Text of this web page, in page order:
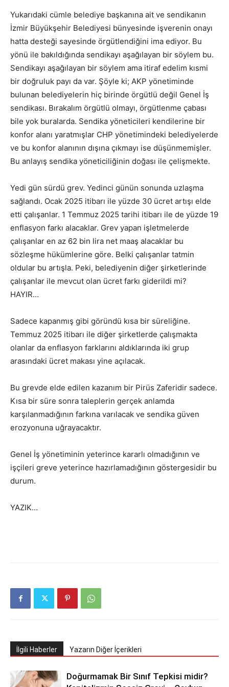
Yukarıdaki cümle belediye başkanına ait ve sendikanın
İzmir Büyükşehir Belediyesi bünyesinde işverenin onayı
hatta desteği sayesinde örgütlendiğini ima ediyor. Bu
yönü ile bakıldığında sendikayı aşağılayan bir söylem bu.
Sendikayı aşağılayan bir söylem ama itiraf edelim kısmi
bir doğruluk payı da var. Şöyle ki; AKP yönetiminde
bulunan belediyelerin hiç birinde örgütlü değil Genel İş
sendikası. Bırakalım örgütlü olmayı, örgütlenme çabası
bile yok buralarda. Sendika yöneticileri kendilerine bir
konfor alanı yaratmışlar CHP yönetimindeki belediyelerde
ve bu konfor alanının dışına çıkmayı ise düşünmemişler.
Bu anlayış sendika yöneticiliğinin doğası ile çelişmekte.
Yedi gün sürdü grev. Yedinci günün sonunda uzlaşma
sağlandı. Ocak 2025 itibarı ile yüzde 30 ücret artışı elde
etti çalışanlar. 1 Temmuz 2025 tarihi itibarı ile de yüzde 19
enflasyon farkı alacaklar. Grev yapan işletmelerde
çalışanlar en az 62 bin lira net maaş alacaklar bu
sözleşme hükümlerine göre. Belki çalışanlar tatmin
oldular bu artışla. Peki, belediyenin diğer şirketlerinde
çalışanlar ile mevcut olan ücret farkı giderildi mi?
HAYIR…
Sadece kapanmış gibi göründü kısa bir süreliğine.
Temmuz 2025 itibarı ile diğer şirketlerde çalışmakta
olanlar da enflasyon farklarını aldıklarında iki grup
arasındaki ücret makası yine açılacak.
Bu grevde elde edilen kazanım bir Pirüs Zaferidir sadece.
Kısa bir süre sonra taleplerin gerçek anlamda
karşılanmadığının farkına varılacak ve sendika güven
erozyonuna uğrayacaktır.
Genel İş yönetiminin yeterince kararlı olmadığının ve
işçileri greve yeterince hazırlamadığının göstergesidir bu
durum.
YAZIK…
İlgili Haberler Yazarın Diğer İçerikleri
Doğurmamak Bir Sınıf Tepkisi midir?